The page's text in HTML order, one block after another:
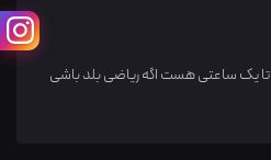
۵۰ تا بیست دقیقه ای .این ۲۷ تا یک ساعتی هست اگه ریاضی بلد باشی